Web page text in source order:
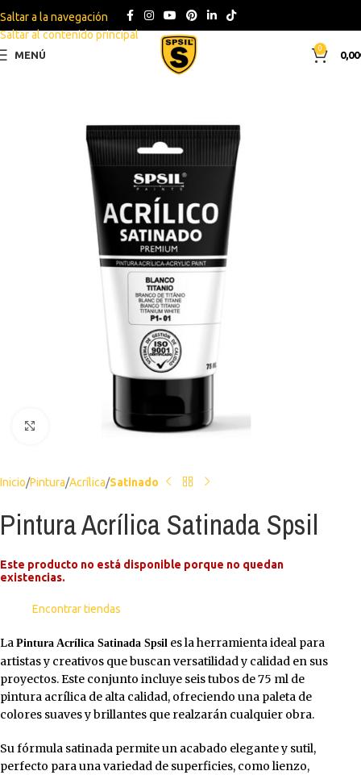
Saltar a la navegación
Saltar al contenido principal
MENÚ
0
0,00
Haga clic para ampliar
Inicio Pintura Acrílica Satinado
Pintura Acrílica Satinada Spsil
Este producto no está disponible porque no quedan
existencias.
Encontrar tiendas
La Pintura Acrílica Satinada Spsil es la herramienta ideal para
artistas y creativos que buscan versatilidad y calidad en sus
proyectos. Este conjunto incluye seis tubos de 75 ml de
pintura acrílica de alta calidad, ofreciendo una paleta de
colores suaves y brillantes que realzarán cualquier obra.
Su fórmula satinada permite un acabado elegante y sutil,
perfecto para una variedad de superficies, como lienzo,